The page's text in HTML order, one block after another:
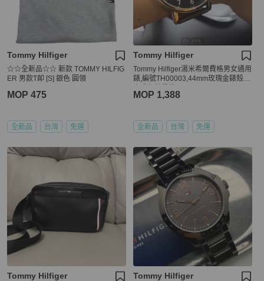
Tommy Hilfiger
☆☆全新品☆☆ 新款 TOMMY HILFIG
ER 男款T卹 [S] 銀色 圓領
MOP 475
全新品 台灣 免運
Tommy Hilfiger
Tommy Hilfiger湯米希爾費格男女通用
錶,編號TH00003,44mm玫瑰金錶殼,
MOP 1,388
全新品 台灣 免運
Tommy Hilfiger Tommy Hilfiger